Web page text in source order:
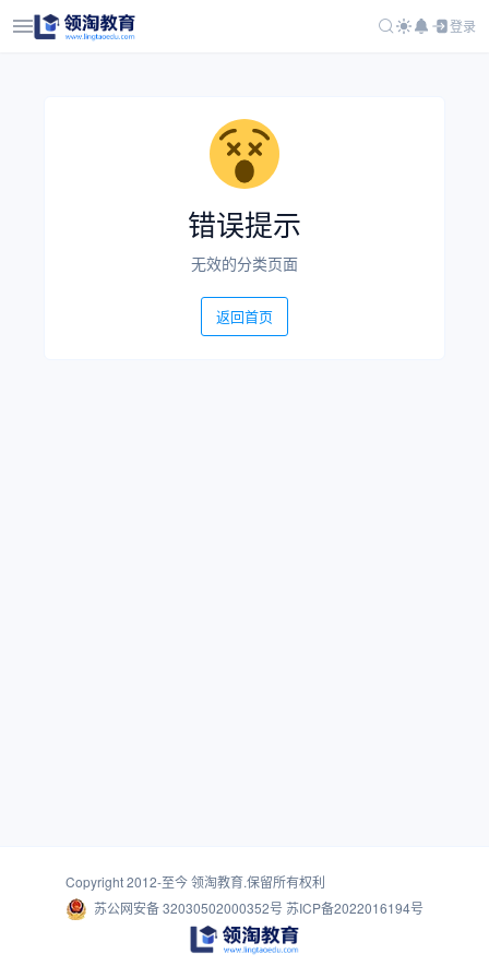
登录
错误提示
无效的分类页面
返回首页
Copyright 2012-至今领淘教育.保留所有权利
苏公网安备 32030502000352号 苏ICP备2022016194号